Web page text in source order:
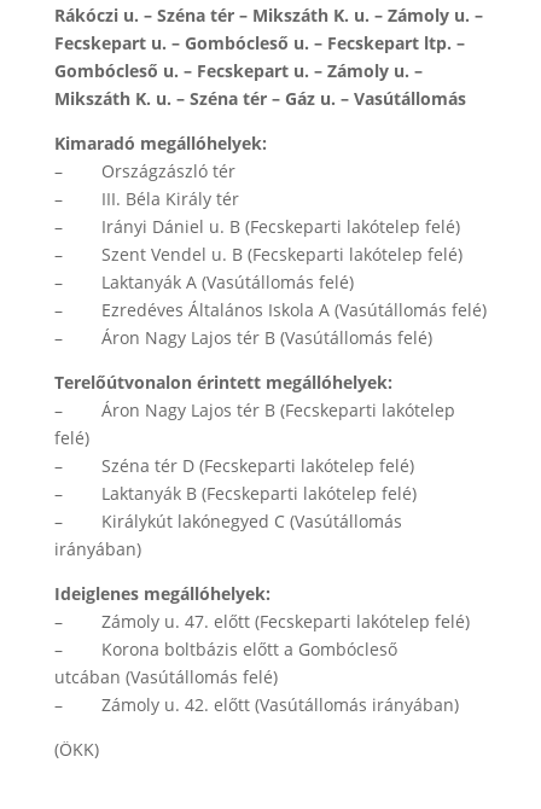
Rákóczi u. – Széna tér – Mikszáth K. u. – Zámoly u. –
Fecskepart u. – Gombócleső u. – Fecskepart ltp. –
Gombócleső u. – Fecskepart u. – Zámoly u. –
Mikszáth K. u. – Széna tér – Gáz u. – Vasútállomás
Kimaradó megállóhelyek:
– Országzászló tér
– III. Béla Király tér
– Irányi Dániel u. B (Fecskeparti lakótelep felé)
– Szent Vendel u. B (Fecskeparti lakótelep felé)
– Laktanyák A (Vasútállomás felé)
– Ezredéves Általános Iskola A (Vasútállomás felé)
– Áron Nagy Lajos tér B (Vasútállomás felé)
Terelőútvonalon érintett megállóhelyek:
– Áron Nagy Lajos tér B (Fecskeparti lakótelep
felé)
– Széna tér D (Fecskeparti lakótelep felé)
– Laktanyák B (Fecskeparti lakótelep felé)
– Királykút lakónegyed C (Vasútállomás
irányában)
Ideiglenes megállóhelyek:
– Zámoly u. 47. előtt (Fecskeparti lakótelep felé)
– Korona boltbázis előtt a Gombócleső
utcában (Vasútállomás felé)
– Zámoly u. 42. előtt (Vasútállomás irányában)
(ÖKK)